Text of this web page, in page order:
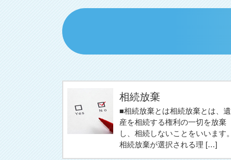
相続放棄
■相続放棄とは相続放棄とは、遺
産を相続する権利の一切を放棄
し、相続しないことをいいます。
相続放棄が選択される理 […]